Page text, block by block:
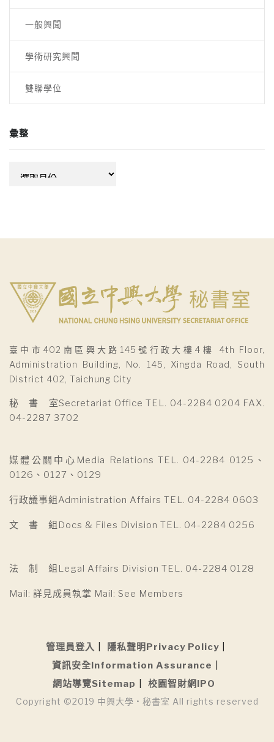
一般興聞
學術研究興聞
雙聯學位
彙整
臺中市402南區興大路145號行政大樓4樓 4th Floor,
Administration Building, No. 145, Xingda Road, South
District 402, Taichung City
秘 書 室Secretariat Office TEL. 04-2284 0204 FAX.
04-2287 3702
媒體公關中心Media Relations TEL. 04-2284 0125、
0126、0127、0129
行政議事組Administration Affairs TEL. 04-2284 0603
文 書 組Docs & Files Division TEL. 04-2284 0256
法 制 組Legal Affairs Division TEL. 04-2284 0128
Mail: 詳見成員執掌 Mail: See Members
管理員登入
隱私聲明Privacy Policy
資訊安全Information Assurance
網站導覽Sitemap
校園智財網IPO
Copyright ©2019 中興大學 • 秘書室 All rights reserved